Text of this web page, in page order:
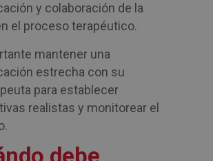
y colaboración de la
el proceso terapéutico.
mantener una
estrecha con su
para establecer
realistas y monitorear el